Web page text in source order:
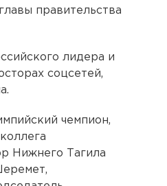
правительства
лидера и
соцсетей,
чемпион,
Нижнего Тагила